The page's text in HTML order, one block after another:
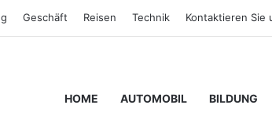
Geschäft Reisen Technik Kontaktieren Sie
HOME AUTOMOBIL BILDUNG